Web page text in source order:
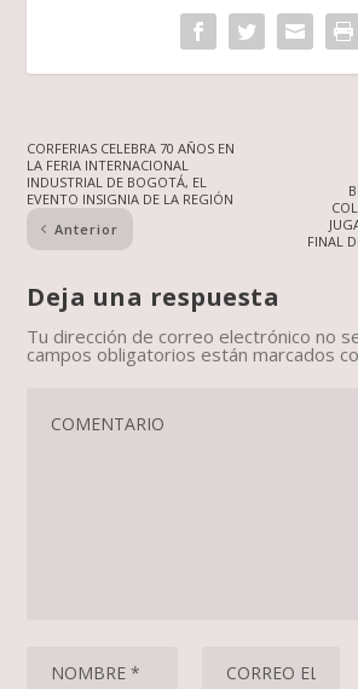
CORFERIAS CELEBRA 70 AÑOS EN
LA FERIA INTERNACIONAL
INDUSTRIAL DE BOGOTÁ, EL
EVENTO INSIGNIA DE LA REGIÓN
Anterior
FINAL
Deja una respuesta
Tu dirección de correo electrónico no
campos obligatorios están marcados